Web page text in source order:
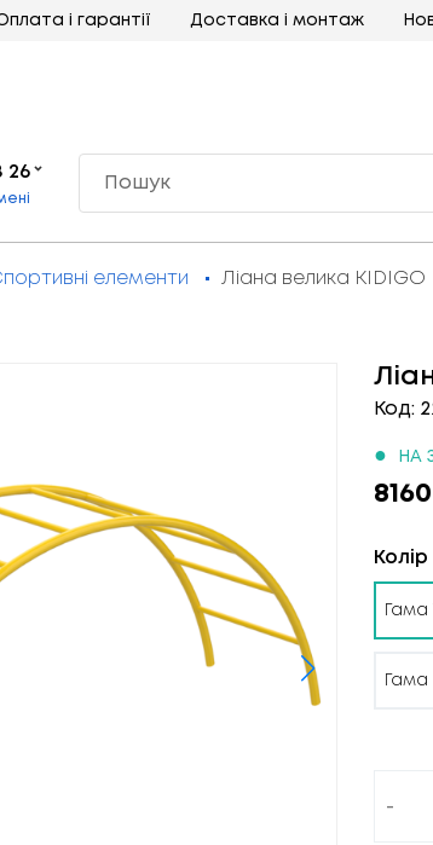
і гарантії Доставка і монтаж
26
елементи Ліана велика KIDIGO
Код:
● НА
Колір
Гама 1
Гама
-